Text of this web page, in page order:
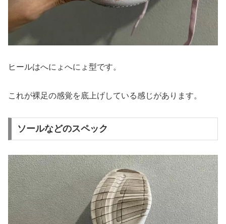
ヒールはへにょへにょ型です。
これが裸足の感覚を底上げしている感じがあります。
ソールなどのスペック